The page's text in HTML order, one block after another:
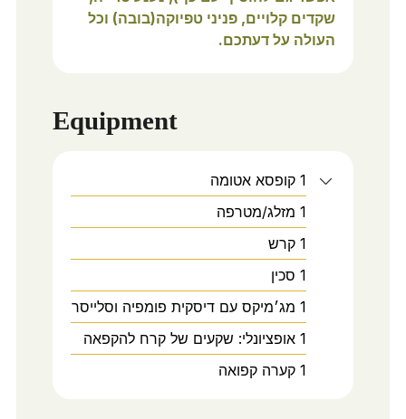
שקדים קלויים, פניני טפיוקה(בובה) וכל
העולה על דעתכם.
Equipment
1 קופסא אטומה
1 מזלג/מטרפה
1 קרש
1 סכין
1 מג׳מיקס עם דיסקית פומפיה וסלייסר
1 אופציונלי: שקעים של קרח להקפאה
1 קערה קפואה